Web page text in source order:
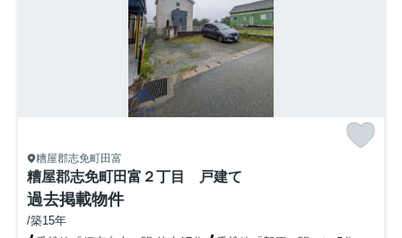
糟屋郡志免町田富
糟屋郡志免町田富２丁目 戸建て
過去掲載物件
/築15年